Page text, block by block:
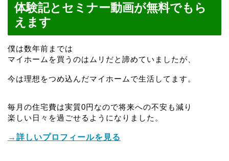
体験記とセミナー動画が無料でもら
えます
僕は数年前までは
マイホームを買うのはムリだと諦めていましたが、
今は理想をつめ込んだマイホームで生活してます。
毎月の住宅費は実質0円なので将来への不安も減り
楽しい日々を過ごせるようになりました。
→詳しいプロフィールを見る